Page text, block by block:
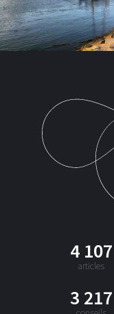
4 107
articles
3 217